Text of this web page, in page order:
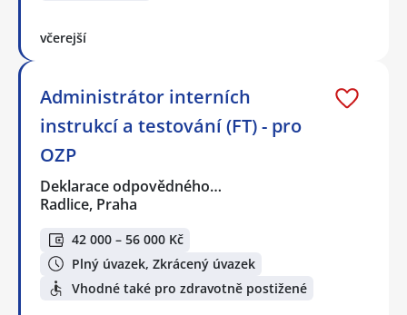
včerejší
Administrátor interních
instrukcí a testování (FT) - pro
OZP
Deklarace odpovědného…
Radlice, Praha
42 000 – 56 000 Kč
Plný úvazek, Zkrácený úvazek
Vhodné také pro zdravotně postižené